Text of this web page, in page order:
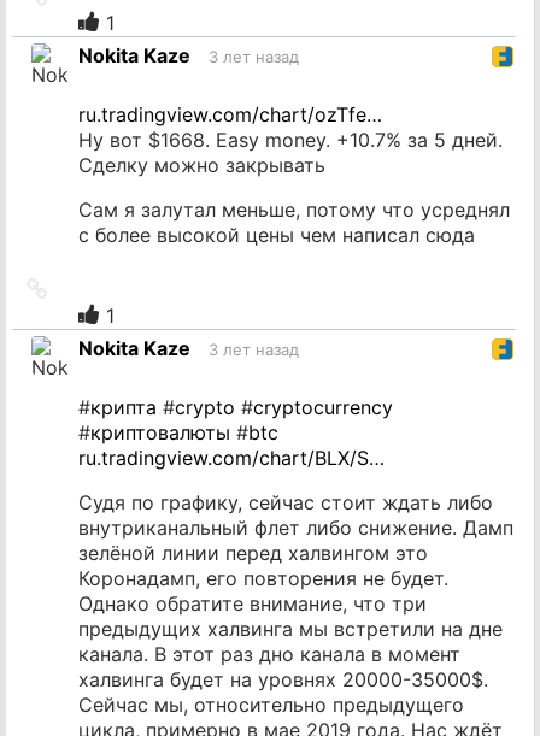
источник
1
Nokita Kaze
3 лет назад
ru.tradingview.com/chart/ozTfe…
Ну вот $1668. Easy money. +10.7% за 5 дней.
Сделку можно закрывать
Сам я залутал меньше, потому что усреднял
с более высокой цены чем написал сюда
источник
1
Nokita Kaze
3 лет назад
#крипта #crypto #cryptocurrency
#криптовалюты #btc
ru.tradingview.com/chart/BLX/S…
Судя по графику, сейчас стоит ждать либо
внутриканальный флет либо снижение. Дамп
зелёной линии перед халвингом это
Коронадамп, его повторения не будет.
Однако обратите внимание, что три
предыдущих халвинга мы встретили на дне
канала. В этот раз дно канала в момент
халвинга будет на уровнях 20000-35000$.
Сейчас мы, относительно предыдущего
цикла, примерно в мае 2019 года. Нас ждёт